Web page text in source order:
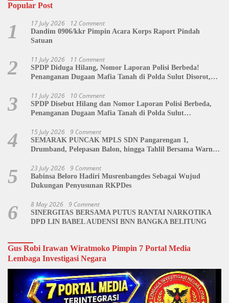
Popular Post
1 17 July 2026 12 Comment
Dandim 0906/kkr Pimpin Acara Korps Raport Pindah
Satuan
2 11 July 2026 11 Comment
SPDP Diduga Hilang, Nomor Laporan Polisi Berbeda!
Penanganan Dugaan Mafia Tanah di Polda Sulut Disorot,
3 11 July 2026 10 Comment
SPDP Disebut Hilang dan Nomor Laporan Polisi Berbeda,
Penanganan Dugaan Mafia Tanah di Polda Sulut
4 15 July 2026 9 Comment
SEMARAK PUNCAK MPLS SDN Pangarengan 1,
Drumband, Pelepasan Balon, hingga Tahlil Bersama Warnai
5 23 July 2026 9 Comment
Babinsa Beloro Hadiri Musrenbangdes Sebagai Wujud
Dukungan Penyusunan RKPDes
6 8 May 2026 9 Comment
SINERGITAS BERSAMA PUTUS RANTAI NARKOTIKA
DPD LIN BABEL AUDENSI BNN BANGKA BELITUNG
Gus Robi Irawan Wiratmoko Pimpin 7 Portal Media
Lembaga Investigasi Negara
Video
Player